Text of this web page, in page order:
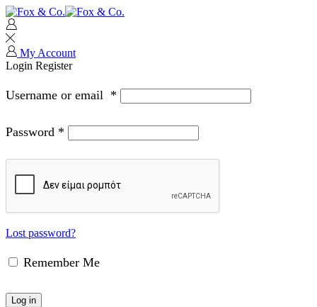
My Account
Login Register
Username or email *
Password *
Lost password?
Remember Me
Log in